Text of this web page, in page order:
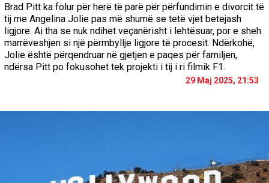
Brad Pitt ka folur për herë të parë për përfundimin e divorcit të
tij me Angelina Jolie pas më shumë se tetë vjet betejash
ligjore. Ai tha se nuk ndihet veçanërisht i lehtësuar, por e sheh
marrëveshjen si një përmbyllje ligjore të procesit. Ndërkohë,
Jolie është përqendruar në gjetjen e paqes për familjen,
ndërsa Pitt po fokusohet tek projekti i tij i ri filmik F1.
29 Maj 2025, 21:53